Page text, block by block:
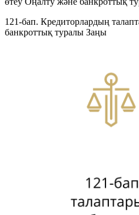
121-бап. Кредиторлардың
банкроттық туралы Заңы